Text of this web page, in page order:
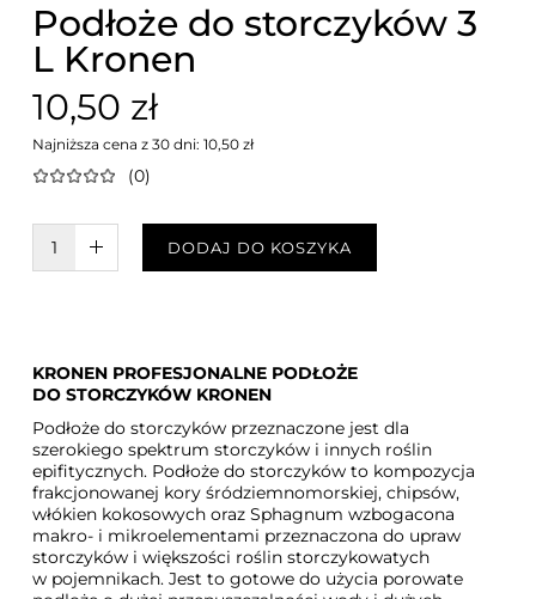
Podłoże do storczyków 3
L Kronen
10,50 zł
Najniższa cena z 30 dni: 10,50 zł
(0)
W KOSZYKU :)DODAJ DO KOSZYKA
KRONEN PROFESJONALNE PODŁOŻE
DO STORCZYKÓW KRONEN
Podłoże do storczyków przeznaczone jest dla
szerokiego spektrum storczyków i innych roślin
epifitycznych. Podłoże do storczyków to kompozycja
frakcjonowanej kory śródziemnomorskiej, chipsów,
włókien kokosowych oraz Sphagnum wzbogacona
makro- i mikroelementami przeznaczona do upraw
storczyków i większości roślin storczykowatych
w pojemnikach. Jest to gotowe do użycia porowate